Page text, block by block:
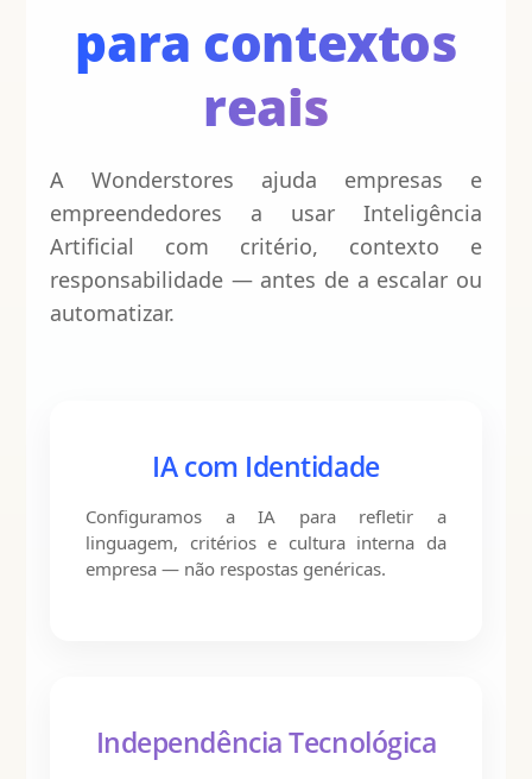
para contextos
reais
A Wonderstores ajuda empresas e
empreendedores a usar Inteligência
Artificial com critério, contexto e
responsabilidade — antes de a escalar ou
automatizar.
IA com Identidade
Configuramos a IA para refletir a
linguagem, critérios e cultura interna da
empresa — não respostas genéricas.
Independência Tecnológica